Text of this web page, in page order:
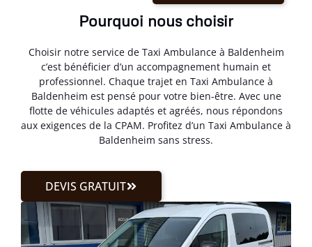
Pourquoi nous choisir
Choisir notre service de Taxi Ambulance à Baldenheim
c’est bénéficier d’un accompagnement humain et
professionnel. Chaque trajet en Taxi Ambulance à
Baldenheim est pensé pour votre bien-être. Avec une
flotte de véhicules adaptés et agréés, nous répondons
aux exigences de la CPAM. Profitez d’un Taxi Ambulance à
Baldenheim sans stress.
DEVIS GRATUIT